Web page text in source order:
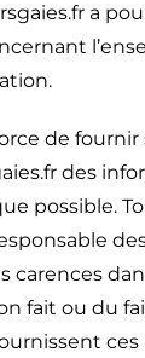
a
de fournir
des
possible.
carences
fait ou du